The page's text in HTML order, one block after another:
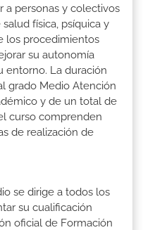
a personas y colectivos
física, psíquica y
los procedimientos
su autonomía
entorno. La duración
grado Medio Atención
y de un total de
curso comprenden
de realización de
se dirige a todos los
su cualificación
oficial de Formación